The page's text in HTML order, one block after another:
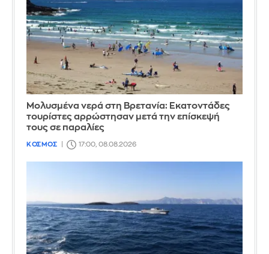
Μολυσμένα νερά στη Βρετανία: Εκατοντάδες
τουρίστες αρρώστησαν μετά την επίσκεψή
τους σε παραλίες
ΚΟΣΜΟΣ 17:00, 08.08.2026